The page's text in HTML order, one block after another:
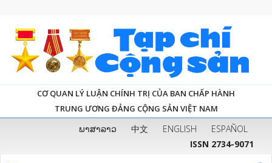
CƠ QUAN LÝ LUẬN CHÍNH TRỊ CỦA BAN CHẤP HÀNH
TRUNG ƯƠNG ĐẢNG CỘNG SẢN VIỆT NAM
ພາສາລາວ 中文 ENGLISH
ESPAÑOL
ISSN 2734-9071